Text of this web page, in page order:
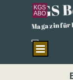
Direkt zum Seiteninhalt
KGS
Magazin für
KGS
ABO
Menü